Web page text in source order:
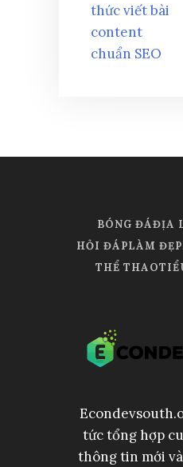
viết
thức viết bài
content
chuẩn SEO
BÓNG ĐÁĐỊA
HỎI ĐÁPLÀM ĐẸP
THỂ THAO
tức tổng hợp
thông tin mới